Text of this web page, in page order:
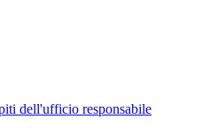
dell'ufficio responsabile